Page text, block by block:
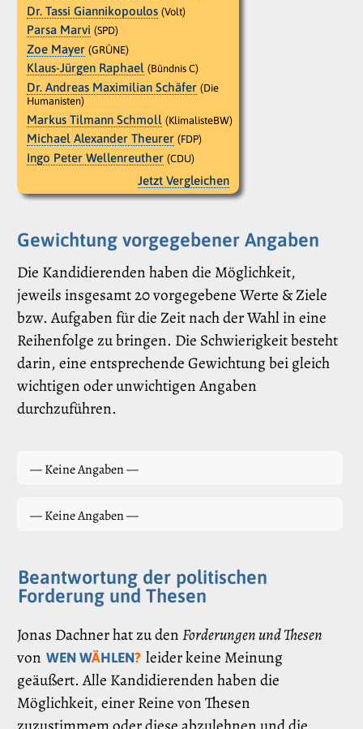
Dr. Tassi Giannikopoulos (Volt)
Parsa Marvi (SPD)
Zoe Mayer (GRÜNE)
Klaus-Jürgen Raphael (Bündnis C)
Dr. Andreas Maximilian Schäfer (Die
Humanisten)
Markus Tilmann Schmoll (KlimalisteBW)
Michael Alexander Theurer (FDP)
Ingo Peter Wellenreuther (CDU)
Jetzt Vergleichen
Gewichtung vorgegebener Angaben
Die Kandidierenden haben die Möglichkeit,
jeweils insgesamt 20 vorgegebene Werte & Ziele
bzw. Aufgaben für die Zeit nach der Wahl in eine
Reihenfolge zu bringen. Die Schwierigkeit besteht
darin, eine entsprechende Gewichtung bei gleich
wichtigen oder unwichtigen Angaben
durchzuführen.
— Keine Angaben —
— Keine Angaben —
Beantwortung der politischen
Forderung und Thesen
Jonas Dachner hat zu denForderungen und Thesen
von WEN WÄHLEN? leider keine Meinung
geäußert. Alle Kandidierenden haben die
Möglichkeit, einer Reine von Thesen